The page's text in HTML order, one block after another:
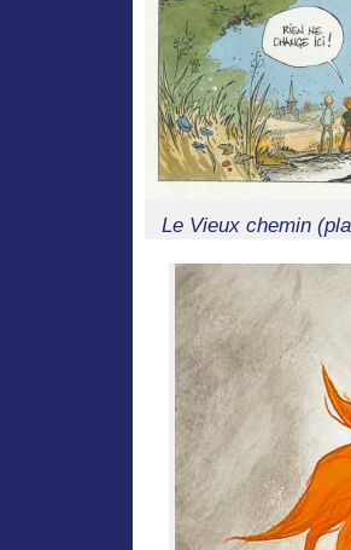
Le Vieux chemin